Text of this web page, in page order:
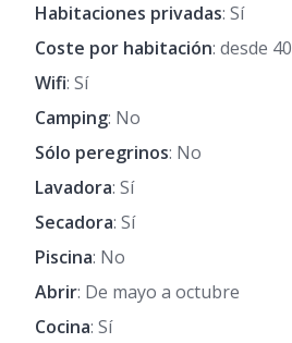
Habitaciones privadas: Sí
Coste por habitación: desde 40
Wifi: Sí
Camping: No
Sólo peregrinos: No
Lavadora: Sí
Secadora: Sí
Piscina: No
Abrir: De mayo a octubre
Cocina: Sí